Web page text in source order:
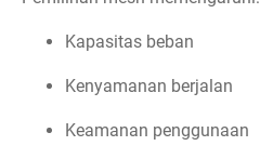
Kapasitas beban
Kenyamanan berjalan
Keamanan penggunaan